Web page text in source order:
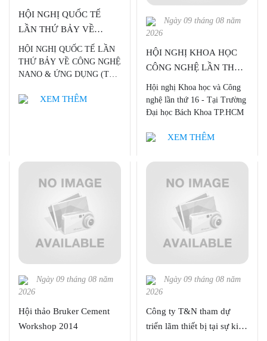
HỘI NGHỊ QUỐC TẾ
LẦN THỨ BẢY VỀ
CÔNG NGHỆ NANO &
ỨNG DỤNG (The 7th
International Workshop on
Application - IWNA 2019)
HỘI NGHỊ QUỐC TẾ LẦN
THỨ BẢY VỀ CÔNG NGHỆ
NANO & ỨNG DỤNG (The
on Nanotechnology and
XEM THÊM
Ngày 09 tháng 08 năm
2026
HỘI NGHỊ KHOA HỌC
CÔNG NGHỆ LẦN THỨ
16 “GREEN AND SMART
SOCIETY”
Hội nghị Khoa học và Công
nghệ lần thứ 16 - Tại Trường
Đại học Bách Khoa TP.HCM
XEM THÊM
Ngày 09 tháng 08 năm
2026
Hội thảo Bruker Cement
Workshop 2014
Ngày 09 tháng 08 năm
2026
Công ty T&N tham dự
triển lãm thiết bị tại sự kiện